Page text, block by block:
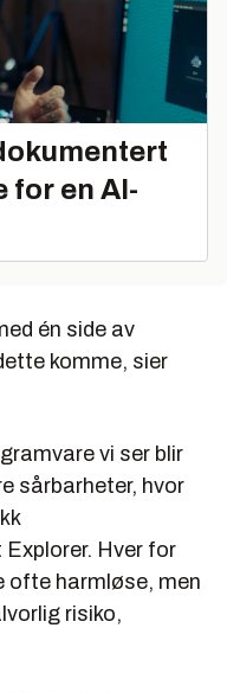
for en AI-
én side av
komme, sier
vi ser blir
sårbarheter, hvor
Hver for
ofte harmløse, men
risiko,